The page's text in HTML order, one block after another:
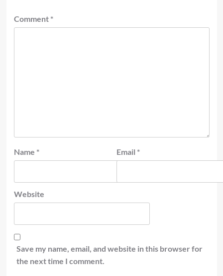
Comment *
Name * Email *
Website
Save my name, email, and website in this browser for
the next time I comment.